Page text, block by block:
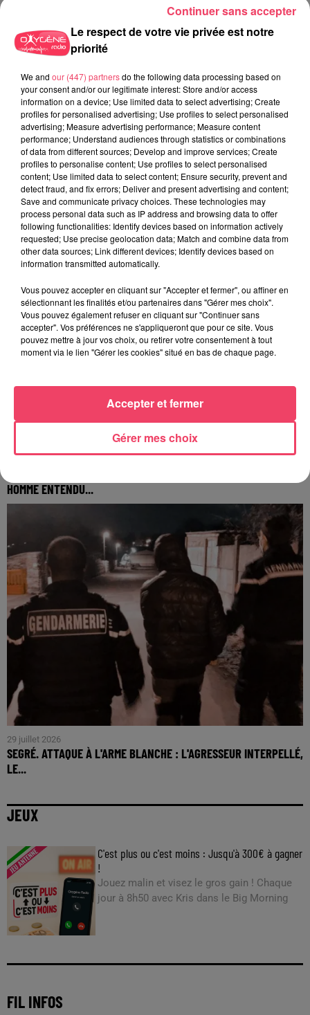
1er août 2026
PODCAST : L’HIPPODROME DE ROCHEFORT-SUR-LOIRE PRÊT À
RETROUVER SON...
HOMME ENTENDU...
29 juillet 2026
SEGRÉ. ATTAQUE À L'ARME BLANCHE : L'AGRESSEUR INTERPELLÉ,
LE...
JEUX
C'est plus ou c'est moins : Jusqu'à 300€ à gagner
!
Jouez malin et visez le gros gain ! Chaque
jour à 8h50 avec Kris dans le Big Morning
FIL INFOS
Le respect de votre vie privée est notre
priorité
We and our (447) partnersdo the following data processing based on
your consent and/or our legitimate interest: Store and/or access
information on a device; Use limited data to select advertising; Create
profiles for personalised advertising; Use profiles to select personalised
advertising; Measure advertising performance; Measure content
performance; Understand audiences through statistics or combinations
of data from different sources; Develop and improve services; Create
profiles to personalise content; Use profiles to select personalised
content; Use limited data to select content; Ensure security, prevent and
detect fraud, and fix errors; Deliver and present advertising and content;
Save and communicate privacy choices. These technologies may
process personal data such as IP address and browsing data to offer
following functionalities: Identify devices based on information actively
requested; Use precise geolocation data; Match and combine data from
other data sources; Link different devices; Identify devices based on
information transmitted automatically.
Vous pouvez accepter en cliquant sur "Accepter et fermer", ou affiner en
sélectionnant les finalités et/ou partenaires dans "Gérer mes choix".
Vous pouvez également refuser en cliquant sur "Continuer sans
accepter". Vos préférences ne s'appliqueront que pour ce site. Vous
pouvez mettre à jour vos choix, ou retirer votre consentement à tout
moment via le lien "Gérer les cookies" situé en bas de chaque page.
Gérer mes choix
Accepter et fermer
Continuer sans accepter